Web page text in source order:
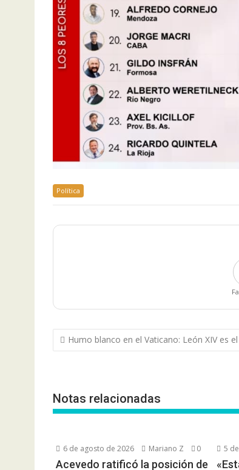
Política
N
a
g
a
ó
Humo blanco en el Vaticano: León XIV es
Notas relacionadas
6 de agosto de 2026 Mariano Z 0
Acevedo ratificó la posición de
5